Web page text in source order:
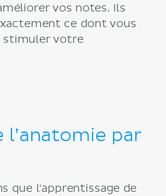
vos notes. Ils
ce dont vous
stimuler votre
l’anatomie par
que l'apprentissage de